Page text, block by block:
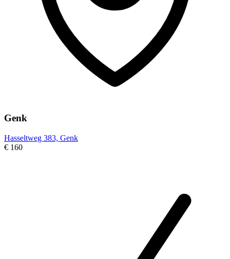
Genk
Hasseltweg 383, Genk
€ 160